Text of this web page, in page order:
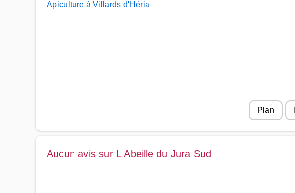
Apiculture à Villards d'Héria
Plan
Aucun avis sur L Abeille du Jura Sud